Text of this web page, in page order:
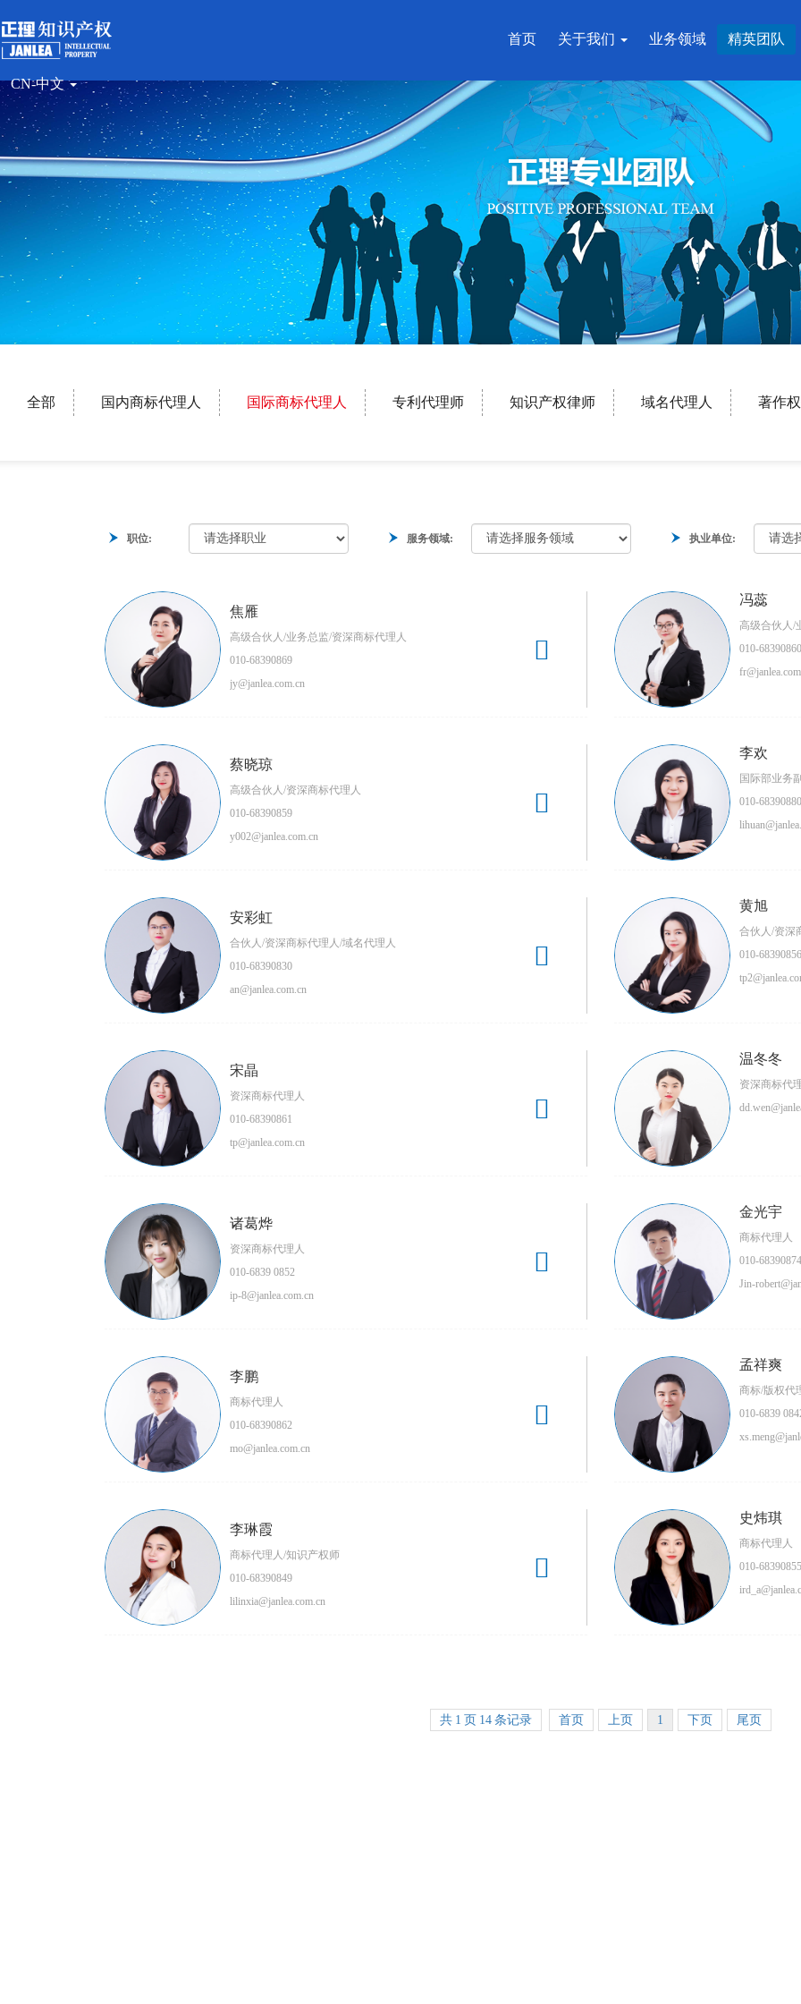
CN-中文
首页 关于我们 业务领域 精英团队
全部 国内商标代理人 国际商标代理人 专利代理师 知识产权律师 域名代理人 著作
职位: 服务领域: 执业单位:

焦雁
高级合伙人/业务总监/资深商标代理人
010-68390869
jy@janlea.com.cn
冯蕊
高级合伙人/
010-68390860

蔡晓琼
高级合伙人/资深商标代理人
010-68390859
y002@janlea.com.cn
李欢
国际部业务
010-68390880

安彩虹
合伙人/资深商标代理人/域名代理人
010-68390830
an@janlea.com.cn
黄旭
合伙人/资深
010-68390856

宋晶
资深商标代理人
010-68390861
tp@janlea.com.cn
温冬冬
资深商标代

诸葛烨
资深商标代理人
010-6839 0852
ip-8@janlea.com.cn
金光宇
商标代理人
010-68390874
Jin-

李鹏
商标代理人
010-68390862
mo@janlea.com.cn
孟祥爽
商标/版权代
010-6839

李琳霞
商标代理人/知识产权师
010-68390849
lilinxia@janlea.com.cn
史炜琪
商标代理人
010-68390855
共 1 页 14 条记录 首页 上页 1 下页 尾页